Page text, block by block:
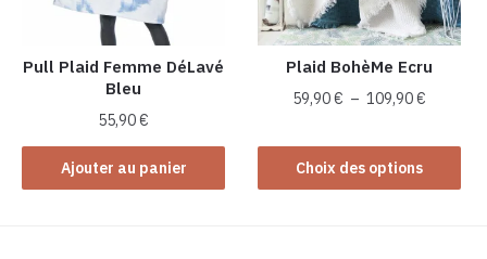
choisies
sur
la
page
produit
Pull Plaid Femme DéLavé
Bleu
55,90€
Ajouter au panier
Plaid BohèMe Ecru
59,90€ – 109,90€
prix :
à
Choix des options
produit
a